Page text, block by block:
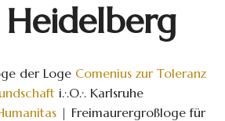
Heidelberg
der Loge Comenius zur Toleranz
i.·.O.·. Karlsruhe
| Freimaurergroßloge für